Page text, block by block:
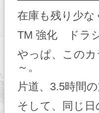
在庫も残り少な
TM 強化 ドラ
やっぱ、この
～。
片道、3.5時間
そして、同じ